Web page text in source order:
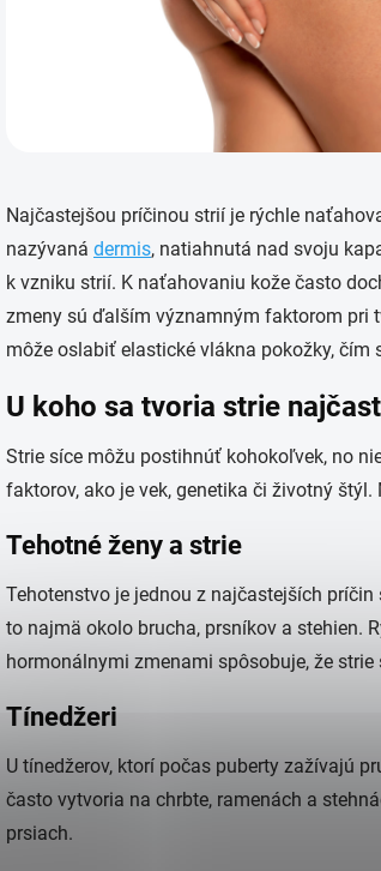
Najčastejšou príčinou strií je rýchle
nazývaná dermis, natiahnutá nad svoju
k vzniku strií. K naťahovaniu kože často
zmeny sú ďalším významným faktorom pri
môže oslabiť elastické vlákna pokožky, čím
U koho sa tvoria strie
Strie síce môžu postihnúť kohokoľvek, no
faktorov, ako je vek, genetika či životný
Tehotné ženy a strie
Tehotenstvo je jednou z najčastejších
to najmä okolo brucha, prsníkov a stehien.
hormonálnymi zmenami spôsobuje, že
Tínedžeri
U tínedžerov, ktorí počas puberty zažívajú
často vytvoria na chrbte, ramenách a
prsiach.